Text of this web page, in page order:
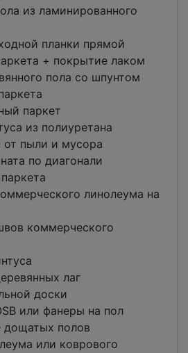
из ламинированного
планки прямой
+ покрытие лаком
пола со шпунтом
паркет
из полиуретана
от пыли и мусора
по диагонали
линолеума на
коммерческого
лаг
доски
или фанеры на пол
дощатых полов
или коврового